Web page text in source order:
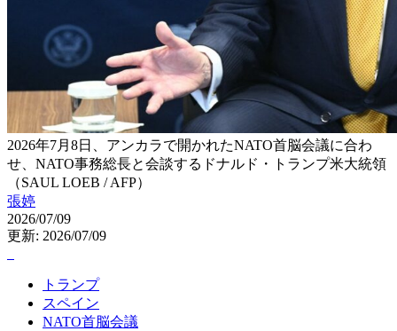
2026年7月8日、アンカラで開かれたNATO首脳会議に合わ
せ、NATO事務総長と会談するドナルド・トランプ米大統領
（SAUL LOEB / AFP）
張婷
2026/07/09
更新: 2026/07/09
トランプ
スペイン
NATO首脳会議